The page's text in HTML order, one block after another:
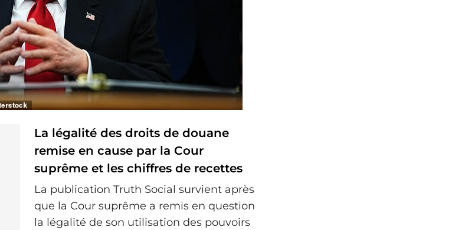
La légalité des droits de douane
remise en cause par la Cour
suprême et les chiffres de recettes
La publication Truth Social survient après
que la Cour suprême a remis en question
la légalité de son utilisation des pouvoirs